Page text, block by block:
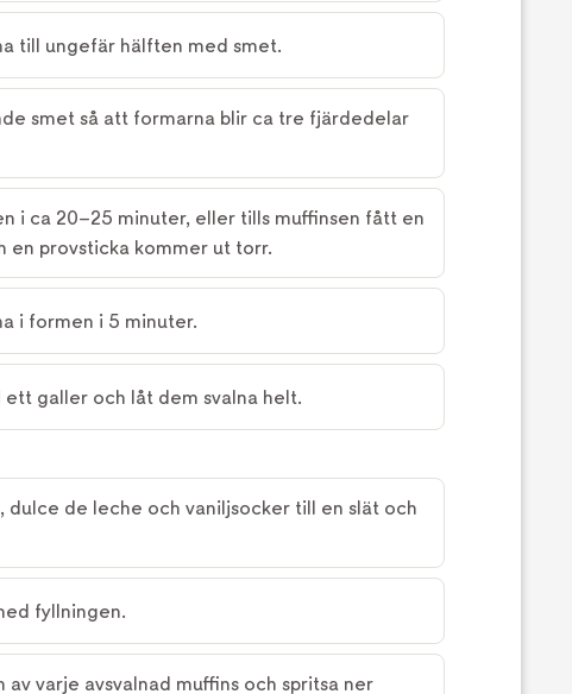
till ungefär hälften med smet.
smet så att formarna blir ca tre fjärdedelar
i ca 20–25 minuter, eller tills muffinsen fått en
en provsticka kommer ut torr.
i formen i 5 minuter.
galler och låt dem svalna helt.
dulce de leche och vaniljsocker till en slät och
fyllningen.
varje avsvalnad muffins och spritsa ner